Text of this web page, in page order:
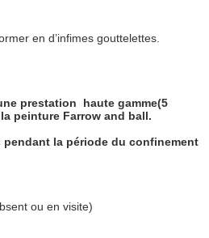
en d’infimes gouttelettes.
prestation haute gamme(5
peinture Farrow and ball.
pendant la période du confinement
ou en visite)